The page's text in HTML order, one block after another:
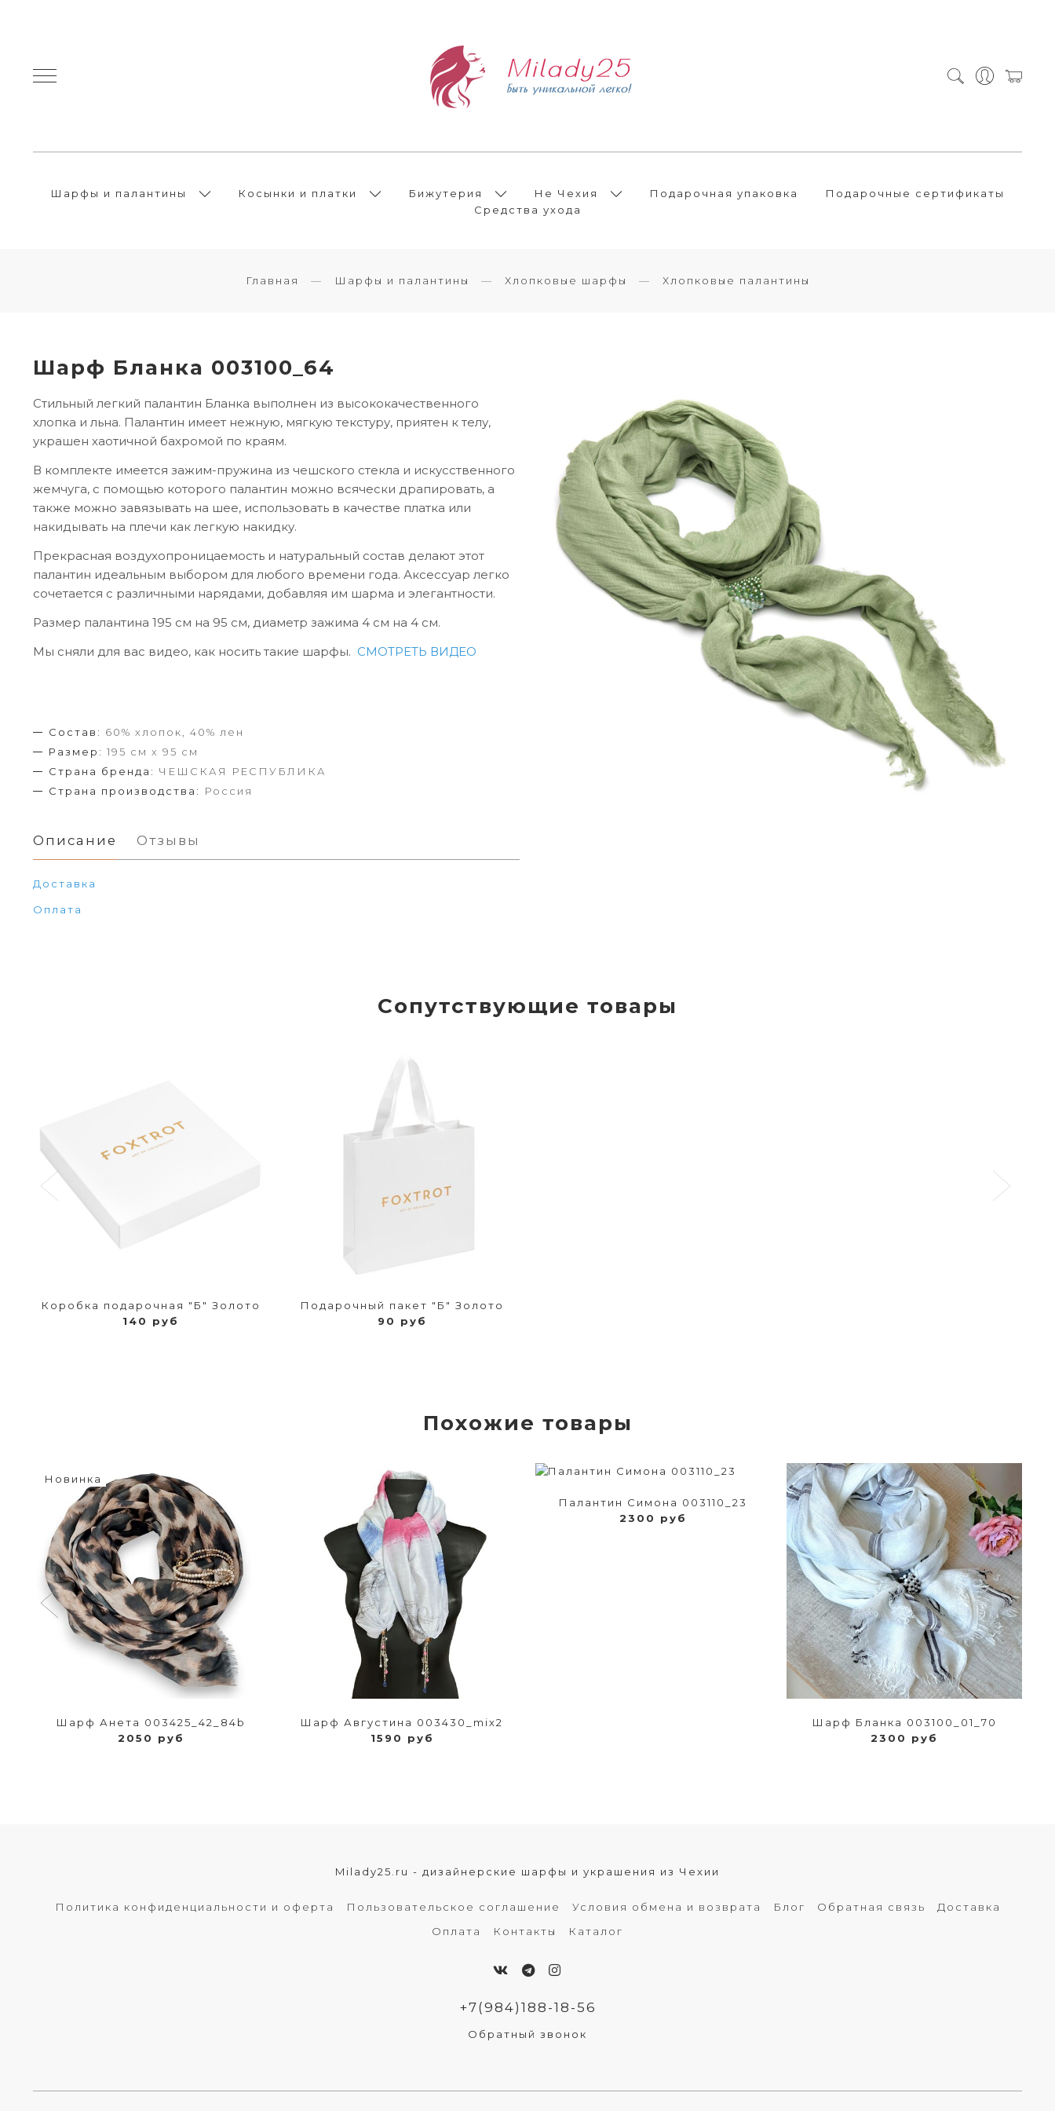
Шарфы и палантины Косынки и платки Бижутерия Не Чехия Подарочная упаковка
Подарочные сертификаты
Средства ухода
Главная Шарфы и палантины Хлопковые шарфы Хлопковые палантины
Шарф Бланка 003100_64
Стильный легкий палантин Бланка выполнен из высококачественного
хлопка и льна. Палантин имеет нежную, мягкую текстуру, приятен к телу,
украшен хаотичной бахромой по краям.
В комплекте имеется зажим-пружина из чешского стекла и искусственного
жемчуга, с помощью которого палантин можно всячески драпировать, а
также можно завязывать на шее, использовать в качестве платка или
накидывать на плечи как легкую накидку.
Прекрасная воздухопроницаемость и натуральный состав делают этот
палантин идеальным выбором для любого времени года. Аксессуар легко
сочетается с различными нарядами, добавляя им шарма и элегантности.
Размер палантина 195 см на 95 см, диаметр зажима 4 см на 4 см.
Мы сняли для вас видео, как носить такие шарфы. СМОТРЕТЬ ВИДЕО
Состав: 60% хлопок, 40% лен
Размер: 195 см х 95 см
Страна бренда: ЧЕШСКАЯ РЕСПУБЛИКА
Страна производства:
Россия
Описание Отзывы
Доставка
Оплата
Сопутствующие товары
Коробка подарочная "Б" Золото
140 руб
Подарочный пакет "Б" Золото
90 руб
Похожие товары
Новинка
Шарф Анета 003425_42_84b
2050 руб
Шарф Августина 003430_mix2
1590 руб
Палантин Симона 003110_23
2300 руб
Шарф Бланка 003100_01_70
2300 руб
Milady25.ru - дизайнерские шарфы и украшения из Чехии
Политика конфиденциальности и оферта Пользовательское соглашение Условия обмена и возврата Блог Обратная связь
Доставка
Оплата
Контакты Каталог
+7(984)188-18-56
Обратный звонок